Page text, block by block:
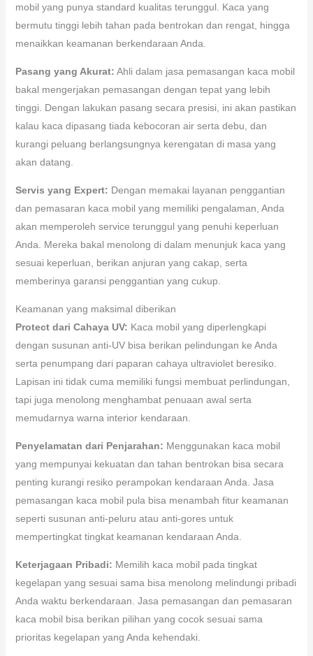
mobil yang punya standard kualitas terunggul. Kaca yang
bermutu tinggi lebih tahan pada bentrokan dan rengat, hingga
menaikkan keamanan berkendaraan Anda.
Pasang yang Akurat: Ahli dalam jasa pemasangan kaca mobil
bakal mengerjakan pemasangan dengan tepat yang lebih
tinggi. Dengan lakukan pasang secara presisi, ini akan pastikan
kalau kaca dipasang tiada kebocoran air serta debu, dan
kurangi peluang berlangsungnya kerengatan di masa yang
akan datang.
Servis yang Expert: Dengan memakai layanan penggantian
dan pemasaran kaca mobil yang memiliki pengalaman, Anda
akan memperoleh service terunggul yang penuhi keperluan
Anda. Mereka bakal menolong di dalam menunjuk kaca yang
sesuai keperluan, berikan anjuran yang cakap, serta
memberinya garansi penggantian yang cukup.
Keamanan yang maksimal diberikan
Protect dari Cahaya UV: Kaca mobil yang diperlengkapi
dengan susunan anti-UV bisa berikan pelindungan ke Anda
serta penumpang dari paparan cahaya ultraviolet beresiko.
Lapisan ini tidak cuma memiliki fungsi membuat perlindungan,
tapi juga menolong menghambat penuaan awal serta
memudarnya warna interior kendaraan.
Penyelamatan dari Penjarahan: Menggunakan kaca mobil
yang mempunyai kekuatan dan tahan bentrokan bisa secara
penting kurangi resiko perampokan kendaraan Anda. Jasa
pemasangan kaca mobil pula bisa menambah fitur keamanan
seperti susunan anti-peluru atau anti-gores untuk
mempertingkat tingkat keamanan kendaraan Anda.
Keterjagaan Pribadi: Memilih kaca mobil pada tingkat
kegelapan yang sesuai sama bisa menolong melindungi pribadi
Anda waktu berkendaraan. Jasa pemasangan dan pemasaran
kaca mobil bisa berikan pilihan yang cocok sesuai sama
prioritas kegelapan yang Anda kehendaki.